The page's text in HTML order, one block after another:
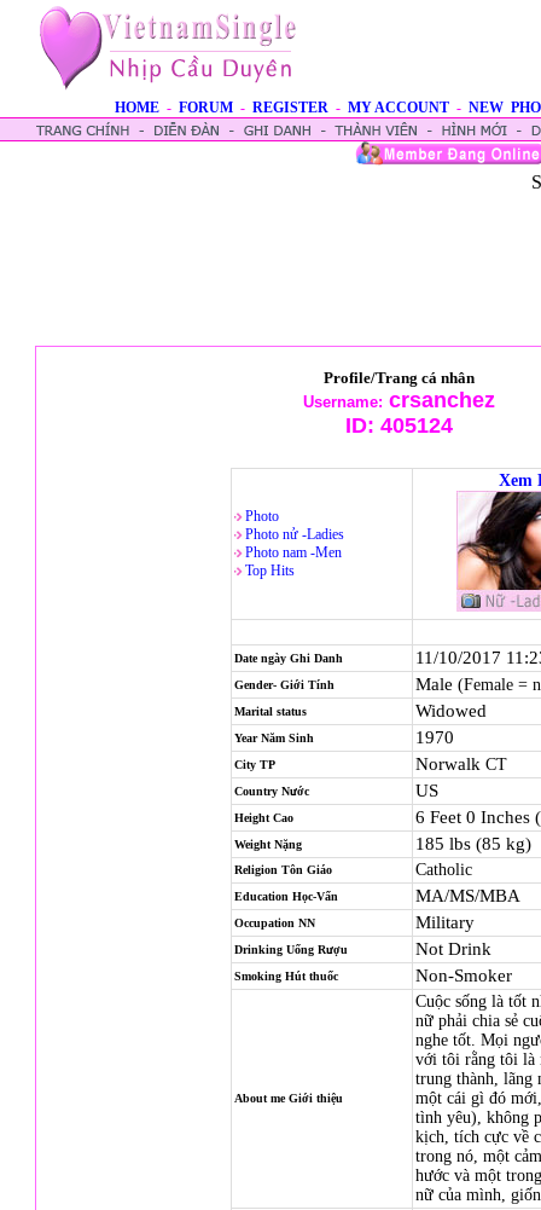
HOME - FORUM - REGISTER - MY ACCOUNT - NEW
Profile/Trang cá nhân
Username: crsanchez
ID: 405124
Photo
Photo nử -Ladies
Photo nam -Men
Top Hits
Xem
Date ngày Ghi Danh 11/10/2017
Gender- Giới Tính Male (Female =
Marital status Widowed
Year Năm Sinh 1970
City TP Norwalk CT
Country Nước US
Height Cao 6 Feet 0 Inches
Weight Nặng 185 lbs (85 kg)
Religion Tôn Giáo Catholic
Education Học-Vấn MA/MS/MBA
Occupation NN Military
Drinking Uống Rượu Not Drink
Smoking Hút thuốc Non-Smoker
About me Giới thiệu
Cuộc sống là tốt
nữ phải chia sẻ
nghe tốt. Mọi
với tôi rằng tôi là
trung thành, lãng
một cái gì đó
tình yêu), không
kịch, tích cực về
trong nó, một
hước và một
nữ của mình,